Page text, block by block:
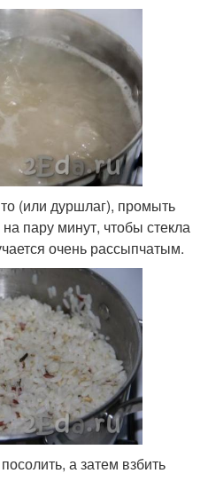
(или дуршлаг), промыть
пару минут, чтобы стекла
очень рассыпчатым.
а затем взбить